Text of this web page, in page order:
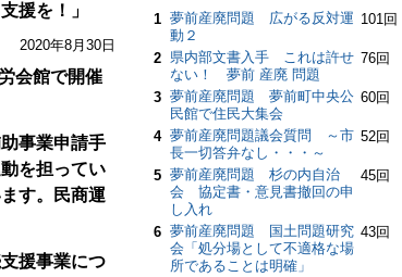
援を！」
2020年8月30日
会館で開催
事業申請手
を担ってい
す。民商運
援事業につ
1 夢前産廃問題 広がる反対運
動２
101回
2
県内部文書入手 これは許せ
ない！ 夢前 産廃 問題
76回
3 夢前産廃問題 夢前町中央公
民館で住民大集会
60回
4 夢前産廃問題議会質問 ～市
長一切答弁なし・・・～
52回
5 夢前産廃問題 杉の内自治
会 協定書・意見書撤回の申
し入れ
45回
6 夢前産廃問題 国土問題研究
会「処分場として不適格な場
所であることは明確」
43回